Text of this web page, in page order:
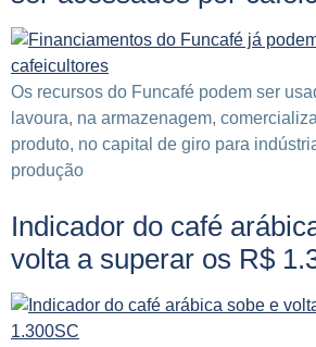
Os recursos do Funcafé podem ser
lavoura, na armazenagem,
produto, no capital de giro para
produção
Indicador do café
volta a superar os R$